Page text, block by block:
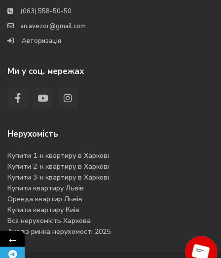
(063) 558-50-50
an.avezor@gmail.com
Авторизація
Ми у соц. мережах
Нерухомість
Купити 1-к квартиру в Харкові
Купити 2-к квартиру в Харкові
Купити 3-к квартиру в Харкові
Купити квартиру Львів
Оренда квартир Львів
Купити квартиру Киів
Вся нерухомість Харкова
Аналіз ринка нерухомості 2025
←